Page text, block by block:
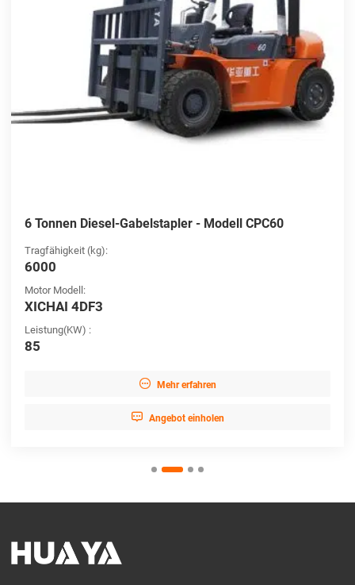
6 Tonnen Diesel-Gabelstapler - Modell CPC60
Tragfähigkeit (kg):
6000
Motor Modell:
XICHAI 4DF3
Leistung(KW) :
85
 Mehr erfahren
 Angebot einholen